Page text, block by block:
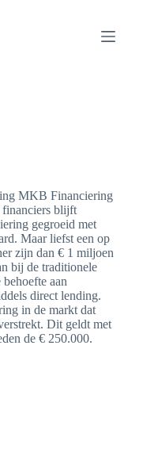
MKB Financiering
financiers blijft
gegroeid met
Maar liefst een op
zijn dan € 1 miljoen
bij de traditionele
aan
direct lending.
in de markt dat
Dit geldt met
de € 250.000.